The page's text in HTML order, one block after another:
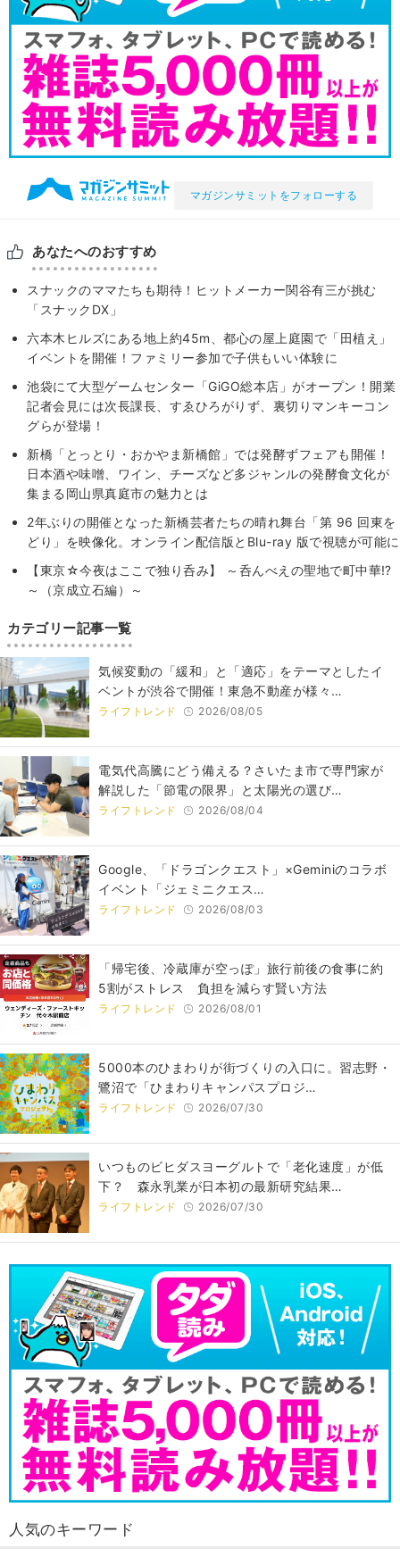
マガジンサミットをフォローする
あなたへのおすすめ
スナックのママたちも期待！ヒットメーカー関谷有三が挑む
「スナックDX」
六本木ヒルズにある地上約45m、都心の屋上庭園で「田植え」
イベントを開催！ファミリー参加で子供もいい体験に
池袋にて大型ゲームセンター「GiGO総本店」がオープン！開業
記者会見には次長課長、すゑひろがりず、裏切りマンキーコン
グらが登場！
新橋「とっとり・おかやま新橋館」では発酵ずフェアも開催！
日本酒や味噌、ワイン、チーズなど多ジャンルの発酵食文化が
集まる岡山県真庭市の魅力とは
2年ぶりの開催となった新橋芸者たちの晴れ舞台「第 96 回東を
どり」を映像化。オンライン配信版とBlu-ray 版で視聴が可能に
【東京☆今夜はここで独り呑み】 ～呑んべえの聖地で町中華⁉
～（京成立石編）～
カテゴリー記事一覧
気候変動の「緩和」と「適応」をテーマとしたイ
ベントが渋谷で開催！東急不動産が様々…
ライフトレンド 2026/08/05
電気代高騰にどう備える？さいたま市で専門家が
解説した「節電の限界」と太陽光の選び…
ライフトレンド 2026/08/04
Google、「ドラゴンクエスト」×Geminiのコラボ
イベント「ジェミニクエス…
ライフトレンド 2026/08/03
「帰宅後、冷蔵庫が空っぽ」旅行前後の食事に約
5割がストレス 負担を減らす賢い方法
ライフトレンド 2026/08/01
5000本のひまわりが街づくりの入口に。習志野・
鷺沼で「ひまわりキャンパスプロジ…
ライフトレンド 2026/07/30
いつものビヒダスヨーグルトで「老化速度」が低
下？ 森永乳業が日本初の最新研究結果…
ライフトレンド 2026/07/30
人気のキーワード